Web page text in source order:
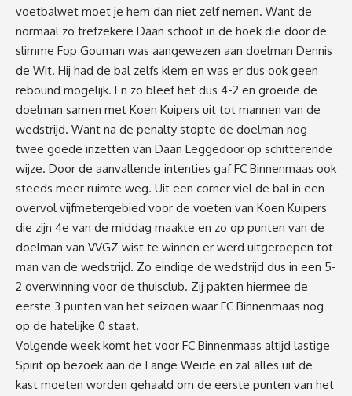
voetbalwet moet je hem dan niet zelf nemen. Want de
normaal zo trefzekere Daan schoot in de hoek die door de
slimme Fop Gouman was aangewezen aan doelman Dennis
de Wit. Hij had de bal zelfs klem en was er dus ook geen
rebound mogelijk. En zo bleef het dus 4-2 en groeide de
doelman samen met Koen Kuipers uit tot mannen van de
wedstrijd. Want na de penalty stopte de doelman nog
twee goede inzetten van Daan Leggedoor op schitterende
wijze. Door de aanvallende intenties gaf FC Binnenmaas ook
steeds meer ruimte weg. Uit een corner viel de bal in een
overvol vijfmetergebied voor de voeten van Koen Kuipers
die zijn 4e van de middag maakte en zo op punten van de
doelman van VVGZ wist te winnen er werd uitgeroepen tot
man van de wedstrijd. Zo eindige de wedstrijd dus in een 5-
2 overwinning voor de thuisclub. Zij pakten hiermee de
eerste 3 punten van het seizoen waar FC Binnenmaas nog
op de hatelijke 0 staat.
Volgende week komt het voor FC Binnenmaas altijd lastige
Spirit op bezoek aan de Lange Weide en zal alles uit de
kast moeten worden gehaald om de eerste punten van het